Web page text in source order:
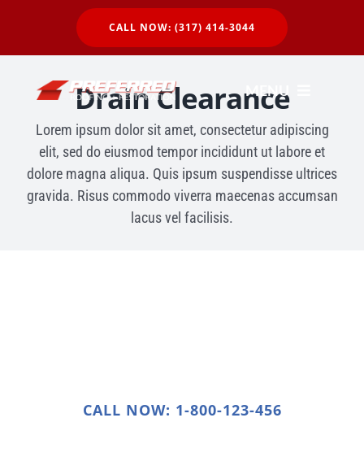
content
CALL NOW: (317) 414-3044
MENU
Residential
Commercial
Drain Clearance
Lorem ipsum dolor sit amet, consectetur adipiscing
elit, sed do eiusmod tempor incididunt ut labore et
dolore magna aliqua. Quis ipsum suspendisse ultrices
gravida. Risus commodo viverra maecenas accumsan
lacus vel facilisis.
CALL NOW: 1-800-123-456